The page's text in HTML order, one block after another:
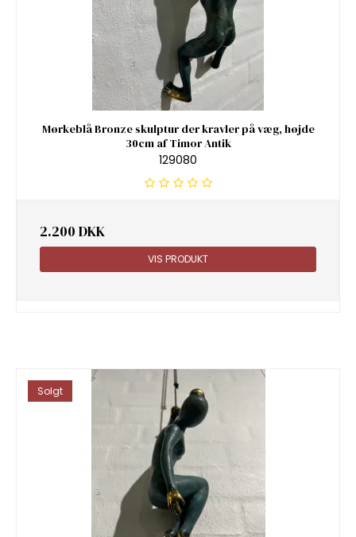
Mørkeblå Bronze skulptur der kravler på væg, højde
30cm af Timor Antik
129080
2.200 DKK
VIS PRODUKT
Solgt